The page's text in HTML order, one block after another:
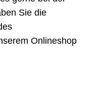
Sie die
Onlineshop